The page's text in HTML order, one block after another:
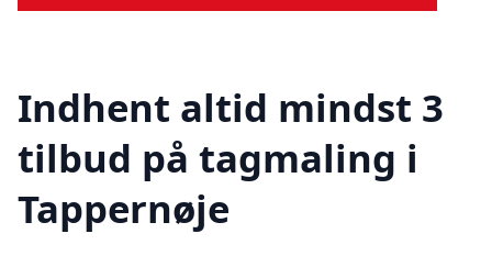
Indhent altid mindst 3
tilbud på tagmaling i
Tappernøje